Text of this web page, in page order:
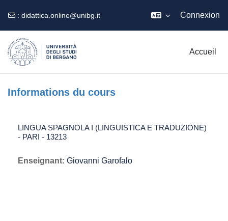
: didattica.online@unibg.it Connexion
Accueil
Informations du cours
LINGUA SPAGNOLA I (LINGUISTICA E TRADUZIONE)
- PARI - 13213
Enseignant: Giovanni Garofalo